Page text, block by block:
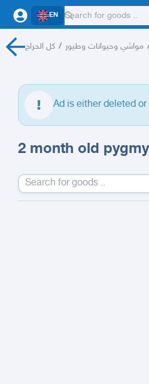
EN
كل الحراج / مواشي وحيوانات وطيور
Ad is either deleted or
2 month old